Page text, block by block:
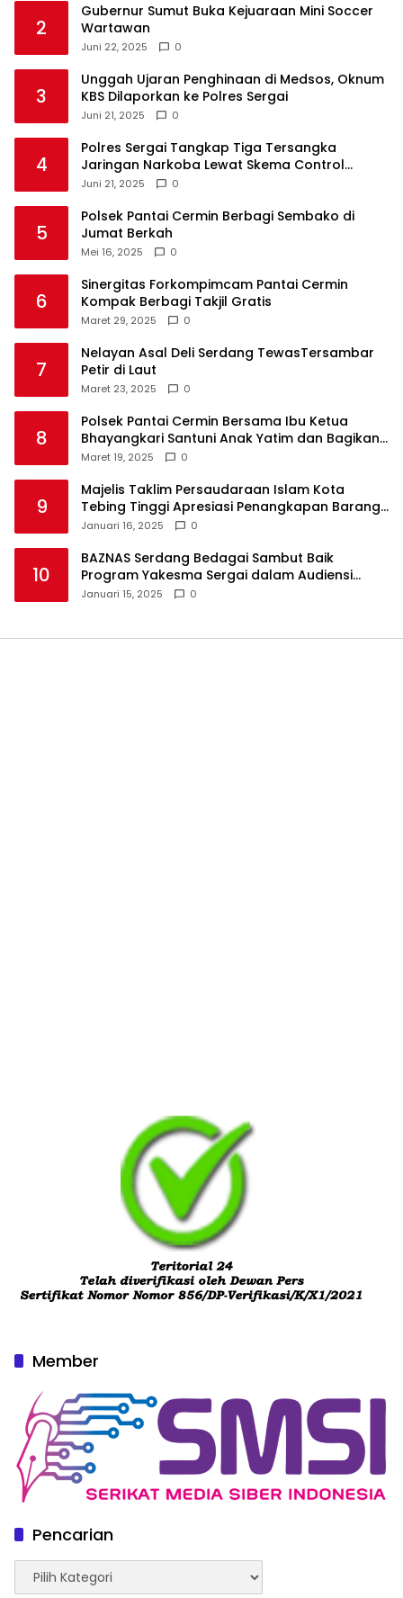
2
Gubernur Sumut Buka Kejuaraan Mini Soccer
Wartawan
Juni 22, 2025 0
3
Unggah Ujaran Penghinaan di Medsos, Oknum
KBS Dilaporkan ke Polres Sergai
Juni 21, 2025 0
4
Polres Sergai Tangkap Tiga Tersangka
Jaringan Narkoba Lewat Skema Control
Delivery
Juni 21, 2025 0
5
Polsek Pantai Cermin Berbagi Sembako di
Jumat Berkah
Mei 16, 2025 0
6
Sinergitas Forkompimcam Pantai Cermin
Kompak Berbagi Takjil Gratis
Maret 29, 2025 0
7
Nelayan Asal Deli Serdang TewasTersambar
Petir di Laut
Maret 23, 2025 0
8
Polsek Pantai Cermin Bersama Ibu Ketua
Bhayangkari Santuni Anak Yatim dan Bagikan
Takjil
Maret 19, 2025 0
9
Majelis Taklim Persaudaraan Islam Kota
Tebing Tinggi Apresiasi Penangkapan Barang
Haram
Januari 16, 2025 0
10
BAZNAS Serdang Bedagai Sambut Baik
Program Yakesma Sergai dalam Audiensi
Perkenalan Pengurus Baru
Januari 15, 2025 0
Member
Pencarian
Pencarian